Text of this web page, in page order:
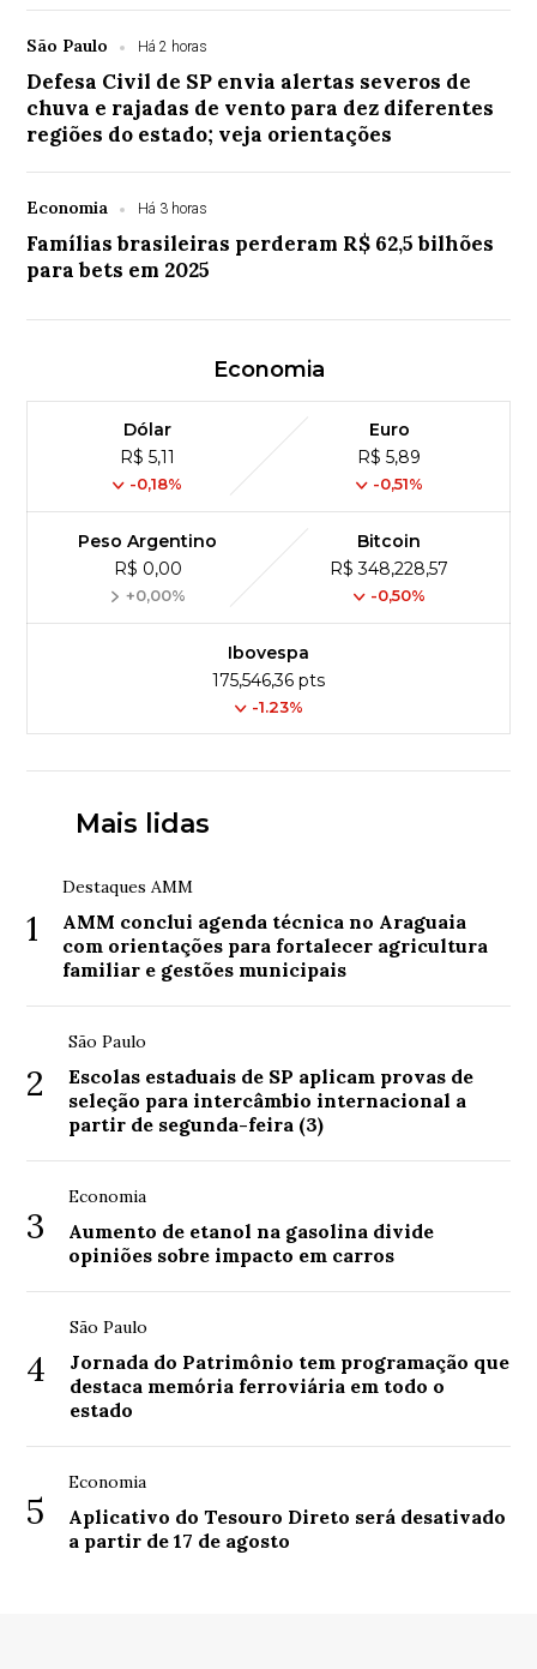
São Paulo Há 2 horas
Defesa Civil de SP envia alertas severos de
chuva e rajadas de vento para dez diferentes
regiões do estado; veja orientações
Economia Há 3 horas
Famílias brasileiras perderam R$ 62,5 bilhões
para bets em 2025
Economia
Dólar
R$ 5,11
-0,18%
Euro
R$ 5,89
-0,51%
Peso Argentino
R$ 0,00
+0,00%
Bitcoin
R$ 348,228,57
-0,50%
Ibovespa
175,546,36 pts
-1.23%
Mais lidas
1
Destaques AMM
AMM conclui agenda técnica no Araguaia
com orientações para fortalecer agricultura
familiar e gestões municipais
2
São Paulo
Escolas estaduais de SP aplicam provas de
seleção para intercâmbio internacional a
partir de segunda-feira (3)
3
Economia
Aumento de etanol na gasolina divide
opiniões sobre impacto em carros
4
São Paulo
Jornada do Patrimônio tem programação que
destaca memória ferroviária em todo o
estado
5
Economia
Aplicativo do Tesouro Direto será desativado
a partir de 17 de agosto